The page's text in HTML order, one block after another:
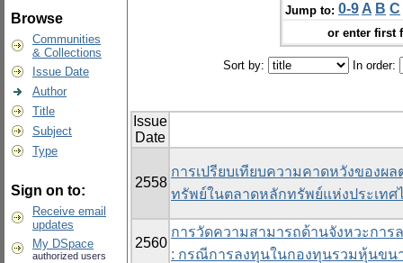
Browse
Communities
& Collections
Issue Date
Author
Title
Subject
Type
Sign on to:
Receive email
updates
My DSpace
authorized users
Jump to: 0-9 A B C
or enter first
Sort by: In order:
Issue
Date
2558
การเปรียบเทียบความคาดหวังของผ
ทรัพย์ในตลาดหลักทรัพย์แห่งประเทศ
2560
การวัดความสามารถด้านจังหวะกา
: กรณีการลงทุนในกองทุนรวมหุ้นขน